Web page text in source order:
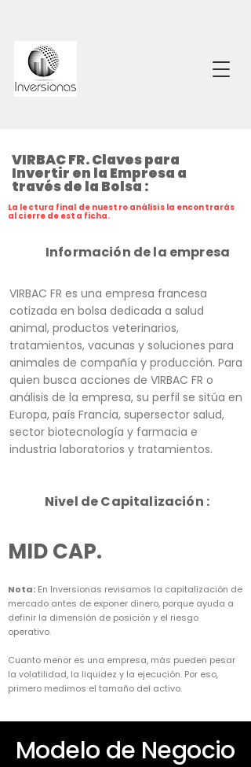
VIRBAC FR. Claves para
Invertir en la Empresa a
través de la Bolsa :
La lectura final de nuestro análisis la encontrarás
al cierre de esta ficha.
Información de la empresa
VIRBAC FR es una empresa francesa
cotizada en bolsa dedicada a salud
animal, productos veterinarios,
tratamientos, vacunas y soluciones para
animales de compañía y producción. Para
quien busca acciones de VIRBAC FR o
análisis de la empresa, su perfil se sitúa en
Europa, país Francia, supersector salud,
sector biotecnología y farmacia e
industria laboratorios y tratamientos.
Nivel de Capitalización :
MID CAP.
Nota: En Inversionas revisamos la capitalización de
mercado antes de exponer dinero, porque ayuda a
definir la dimensión de posición y el riesgo
operativo.
Cuanto menor es una empresa, más pueden pesar
la volatilidad, la liquidez y la ejecución. Por eso,
primero medimos el tamaño del activo.
Modelo de Negocio